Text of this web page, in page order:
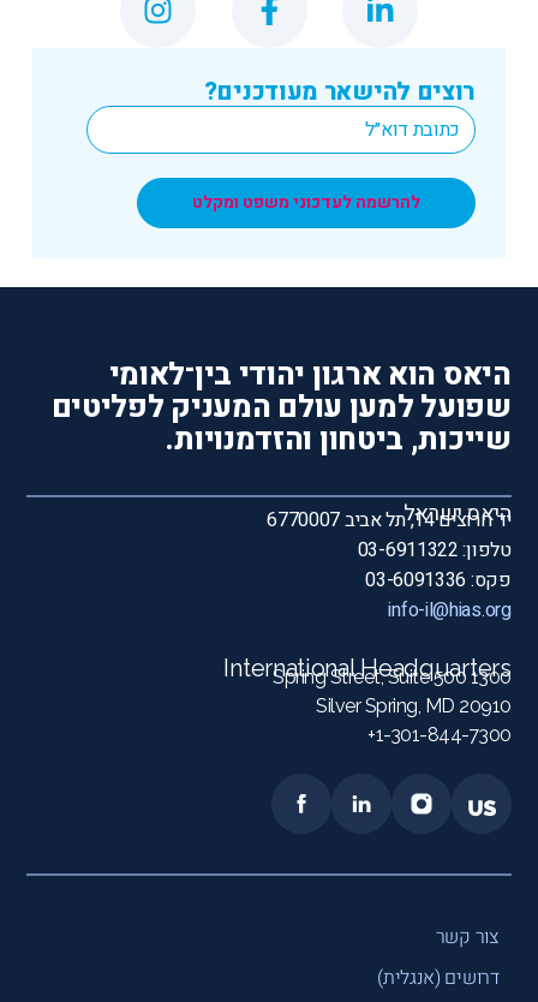
רוצים להישאר מעודכנים?
Email
*
להרשמה לעדכוני משפט ומקלט
היאס הוא ארגון יהודי בין־לאומי
שפועל למען עולם המעניק לפליטים
שייכות, ביטחון והזדמנויות.
היאס ישראל
יד חרוצים 14, תל אביב 6770007
טלפון: 03-6911322
פקס: 03-6091336
info-il@hias.org
International Headquarters
1300 Spring Street, Suite 500
Silver Spring, MD 20910
1-301-844-7300+
צור קשר
דרושים (אנגלית)